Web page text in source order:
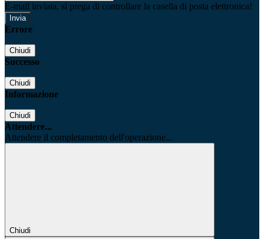
E-mail inviata, si prega di controllare la casella di posta elettronica!
Errore
Chiudi
Successo
Chiudi
Informazione
Chiudi
Attendere...
Attendere il completamento dell'operazione...
Chiudi